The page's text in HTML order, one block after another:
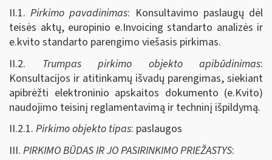
II.1.Pirkimo pavadinimas: Konsultavimo paslaugų dėl
teisės aktų, europinio e.Invoicing standarto analizės ir
e.kvito standarto parengimo viešasis pirkimas.
II.2. Trumpas pirkimo objekto apibūdinimas:
Konsultacijos ir atitinkamų išvadų parengimas, siekiant
apibrėžti elektroninio apskaitos dokumento (e.Kvito)
naudojimo teisinį reglamentavimą ir techninį išpildymą.
II.2.1. Pirkimo objekto tipas: paslaugos
III. PIRKIMO BŪDAS IR JO PASIRINKIMO PRIEŽASTYS: